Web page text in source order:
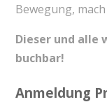
Bewegung,
Dieser und alle
buchbar!
Anmeldung